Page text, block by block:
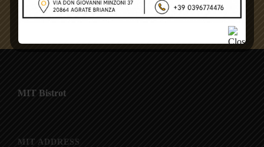
Vegetariana 4 Formaggi
MIT Bistrot
MIT ADDRESS